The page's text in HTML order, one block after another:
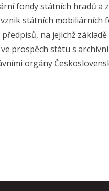
fondy státních hradů a
státních mobiliárních
na jejichž
prospěch státu s
orgány